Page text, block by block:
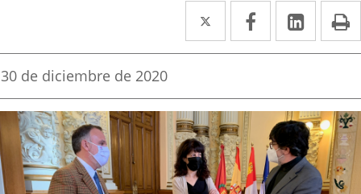
Twitter
Enlace
a
aplicación
externa.
Facebook
Enlace
a
aplicación
externa.
Enlace
a
Fecha
la
noticia
30 de diciembre de 2020